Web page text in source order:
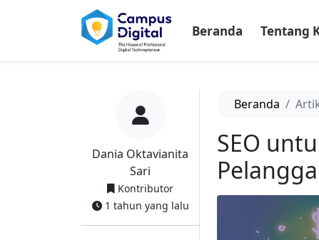
Beranda Tentang
Dania Oktavianita
Sari
Kontributor
1 tahun yang lalu
Beranda
SEO